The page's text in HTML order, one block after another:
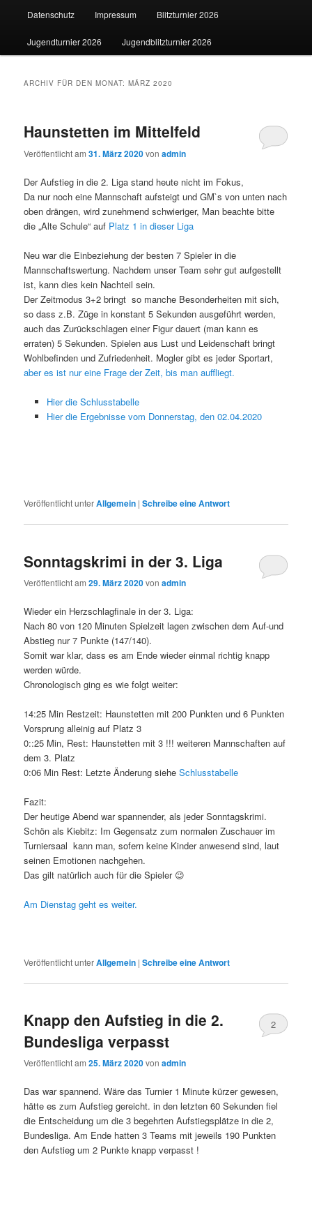
Datenschutz Impressum Blitzturnier 2026
Jugendturnier 2026 Jugendblitzturnier 2026
ARCHIV FÜR DEN MONAT:MÄRZ 2020
Haunstetten im Mittelfeld
Veröffentlicht am31. März 2020vonadmin
Der Aufstieg in die 2. Liga stand heute nicht im Fokus,
Da nur noch eine Mannschaft aufsteigt und GM`s von unten nach
oben drängen, wird zunehmend schwieriger, Man beachte bitte
die „Alte Schule“ auf Platz 1 in dieser Liga
Neu war die Einbeziehung der besten 7 Spieler in die
Mannschaftswertung. Nachdem unser Team sehr gut aufgestellt
ist, kann dies kein Nachteil sein.
Der Zeitmodus 3+2 bringt so manche Besonderheiten mit sich,
so dass z.B. Züge in konstant 5 Sekunden ausgeführt werden,
auch das Zurückschlagen einer Figur dauert (man kann es
erraten) 5 Sekunden. Spielen aus Lust und Leidenschaft bringt
Wohlbefinden und Zufriedenheit. Mogler gibt es jeder Sportart,
aber es ist nur eine Frage der Zeit, bis man auffliegt.
Hier die Schlusstabelle
Hier die Ergebnisse vom Donnerstag, den 02.04.2020
Veröffentlicht unterAllgemein |Schreibe eine Antwort
Sonntagskrimi in der 3. Liga
Veröffentlicht am29. März 2020vonadmin
Wieder ein Herzschlagfinale in der 3. Liga:
Nach 80 von 120 Minuten Spielzeit lagen zwischen dem Auf-und
Abstieg nur 7 Punkte (147/140).
Somit war klar, dass es am Ende wieder einmal richtig knapp
werden würde.
Chronologisch ging es wie folgt weiter:
14:25 Min Restzeit: Haunstetten mit 200 Punkten und 6 Punkten
Vorsprung alleinig auf Platz 3
0::25 Min, Rest: Haunstetten mit 3 !!! weiteren Mannschaften auf
dem 3. Platz
0:06 Min Rest: Letzte Änderung sieheSchlusstabelle
Fazit:
Der heutige Abend war spannender, als jeder Sonntagskrimi.
Schön als Kiebitz: Im Gegensatz zum normalen Zuschauer im
Turniersaal kann man, sofern keine Kinder anwesend sind, laut
seinen Emotionen nachgehen.
Das gilt natürlich auch für die Spieler 😉
Am Dienstag geht es weiter.
Veröffentlicht unterAllgemein |Schreibe eine Antwort
Knapp den Aufstieg in die 2.
Bundesliga verpasst
Veröffentlicht am25. März 2020vonadmin
2
Das war spannend. Wäre das Turnier 1 Minute kürzer gewesen,
hätte es zum Aufstieg gereicht. in den letzten 60 Sekunden fiel
die Entscheidung um die 3 begehrten Aufstiegsplätze in die 2,
Bundesliga. Am Ende hatten 3 Teams mit jeweils 190 Punkten
den Aufstieg um 2 Punkte knapp verpasst !